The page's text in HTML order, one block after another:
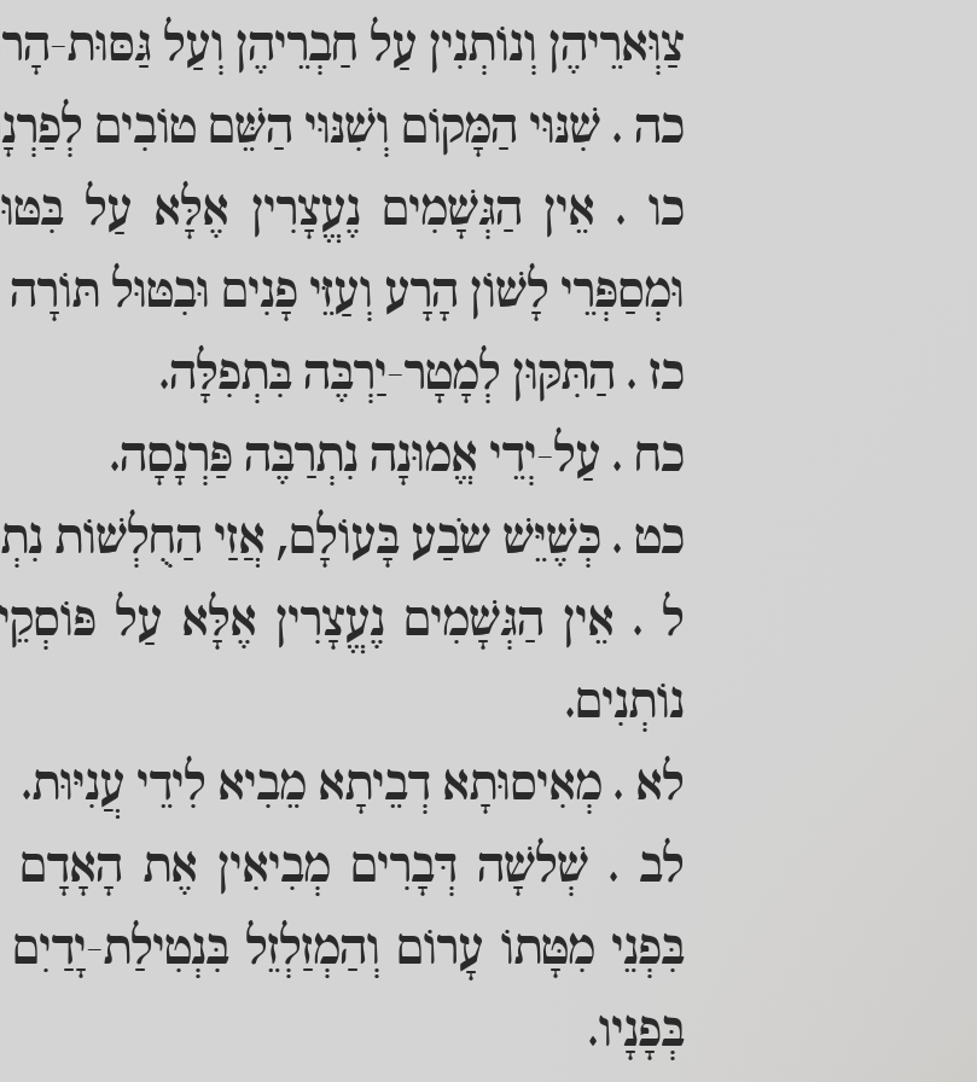
צַוְּארֵיהֶן וְנוֹתְנִין עַל חַבְרֵיהֶן וְעַל גַּסּוּת-
כה . שִׁנּוּי הַמָּקוֹם וְשִׁנּוּי הַשֵּׁם טוֹבִים
כו . אֵין הַגְּשָׁמִים נֶעֱצָרִין אֶלָּא עַל
וּמְסַפְּרֵי לָשׁוֹן הָרָע וְעַזֵּי פָנִים וּבִטּוּל תּוֹרָה
כז . הַתִּקּוּן לְמָטָר-יַרְבֶּה בִּתְפִלָּה.
כח . עַל-יְדֵי אֱמוּנָה נִתְרַבֶּה פַּרְנָסָה.
כט . כְּשֶׁיֵּשׁ שֹבַע בָּעוֹלָם, אֲזַי הַחֻלְשׁוֹת
ל . אֵין הַגְּשָׁמִים נֶעֱצָרִין אֶלָּא עַל
נוֹתְנִים.
לא . מְאִיסוּתָא דְבֵיתָא מֵבִיא לִידֵי עֲנִיּוּת.
לב . שְׁלשָׁה דְּבָרִים מְבִיאִין אֶת הָאָדָם
בִּפְנֵי מִטָּתוֹ עָרוֹם וְהַמְזַלְזֵל בִּנְטִילַת-
בְּפָנָיו.